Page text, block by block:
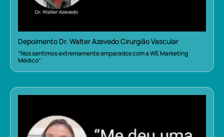
Depoimento Dr. Walter Azevedo Cirurgião Vascular
“Nos sentimos extremamente amparados com a WE Marketing
Médico”